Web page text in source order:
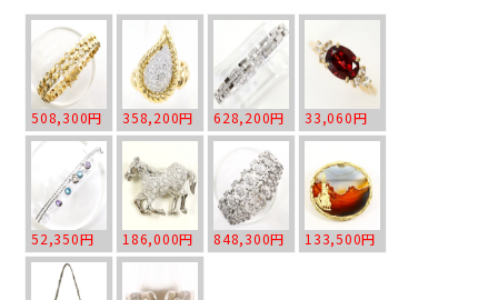
508,300円 358,200円 628,200円 33,060円
52,350円 186,000円 848,300円 133,500円